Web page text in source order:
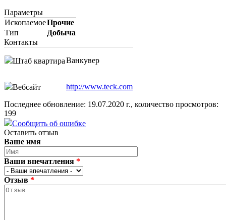
Параметры
ИскопаемоеПрочие
Тип
Добыча
Контакты
Штаб квартираВанкувер
Вебсайт http://www.teck.com
Последнее обновление: 19.07.2020 г., количество просмотров:
199
Сообщить об ошибке
Оставить отзыв
Ваше имя
Ваши впечатления *
Отзыв *